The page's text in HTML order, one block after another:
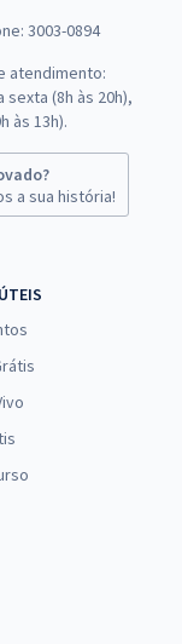
as provas da
preparatórios.
conhecimento
download e
é possível
anteriores
pode-se acessar
Além disso, é
possível
o Gran!
3003-0894
atendimento:
sexta (8h às 20h),
às 13h).
a sua história!